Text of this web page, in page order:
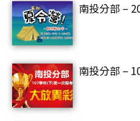
南投分部 –
南投分部 –